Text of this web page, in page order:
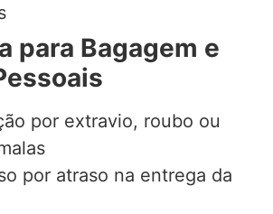
para Bagagem e
por extravio, roubo ou
por atraso na entrega da